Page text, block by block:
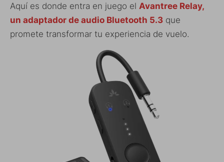
Aquí es donde entra en juego el Avantree Relay,
un adaptador de audio Bluetooth 5.3 que
promete transformar tu experiencia de vuelo.